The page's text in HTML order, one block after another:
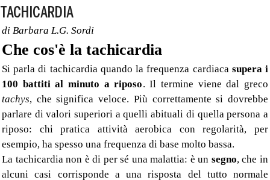
GUIDE SALUTE
CALCOLO PESO IDEALE
TACHICARDIA
di Barbara L.G. Sordi
Che cos'è la tachicardia
Si parla di tachicardia quando la frequenza cardiaca supera i
100 battiti al minuto a riposo. Il termine viene dal greco
tachys, che significa veloce. Più correttamente si dovrebbe
parlare di valori superiori a quelli abituali di quella persona a
riposo: chi pratica attività aerobica con regolarità, per
esempio, ha spesso una frequenza di base molto bassa.
La tachicardia non è di per sé una malattia: è un segno, che in
alcuni casi corrisponde a una risposta del tutto normale